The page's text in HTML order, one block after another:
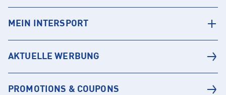
MEIN INTERSPORT
AKTUELLE WERBUNG
PROMOTIONS & COUPONS